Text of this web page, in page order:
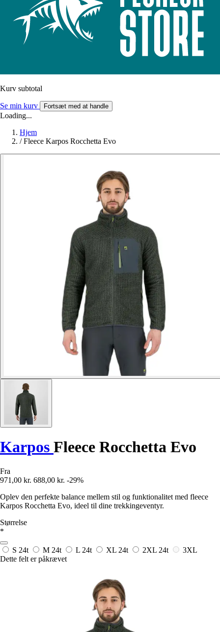
Kurv subtotal
Se min kurv Fortsæt med at handle
Loading...
Hjem
/ Fleece Karpos Rocchetta Evo
Karpos Fleece Rocchetta Evo
Fra
971,00 kr. 688,00 kr. -29%
Oplev den perfekte balance mellem stil og funktionalitet med fleece
Karpos Rocchetta Evo, ideel til dine trekkingeventyr.
Størrelse
*
S 24t M 24t L 24t XL 24t 2XL 24t
3XL
Dette felt er påkrævet